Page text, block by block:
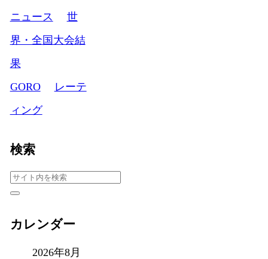
ニュース
世
界・全国大会結
果
GORO
レーテ
ィング
検索
カレンダー
2026年8月